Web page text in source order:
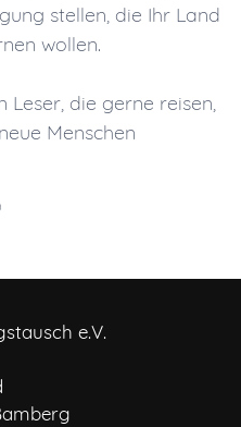
stellen, die Ihr Land
wollen.
Leser, die gerne reisen,
Menschen
e.V.